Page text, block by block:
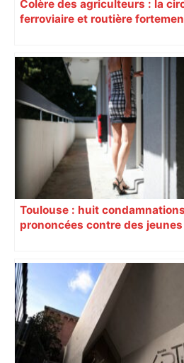
Colère des agriculteurs : la
ferroviaire et routière
Toulouse : huit condamnations
prononcées contre des jeunes